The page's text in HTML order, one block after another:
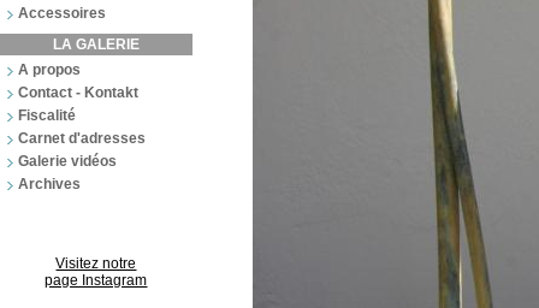
Accessoires
LA GALERIE
A propos
Contact - Kontakt
Fiscalité
Carnet d'adresses
Galerie vidéos
Archives
Visitez notre
page Instagram